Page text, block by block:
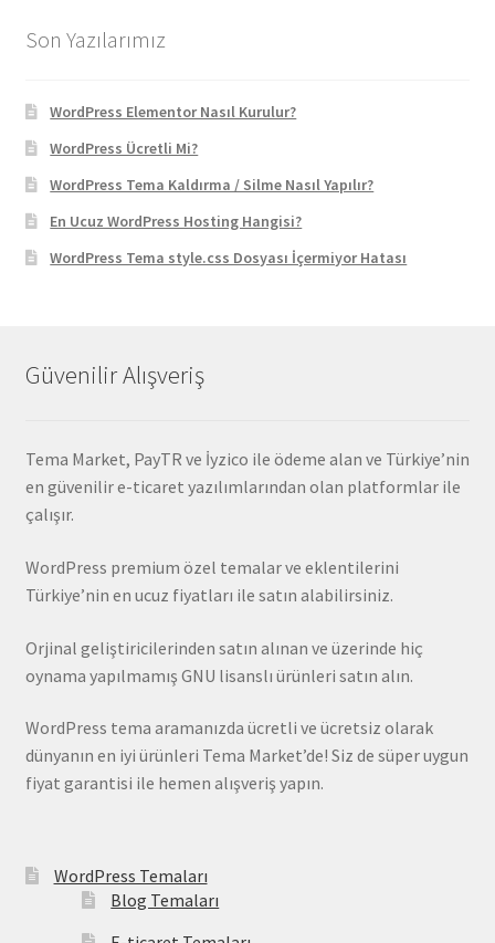
Son Yazılarımız
WordPress Elementor Nasıl Kurulur?
WordPress Ücretli Mi?
WordPress Tema Kaldırma / Silme Nasıl Yapılır?
En Ucuz WordPress Hosting Hangisi?
WordPress Tema style.css Dosyası İçermiyor Hatası
Güvenilir Alışveriş
Tema Market, PayTR ve İyzico ile ödeme alan ve Türkiye’nin
en güvenilir e-ticaret yazılımlarından olan platformlar ile
çalışır.
WordPress premium özel temalar ve eklentilerini
Türkiye’nin en ucuz fiyatları ile satın alabilirsiniz.
Orjinal geliştiricilerinden satın alınan ve üzerinde hiç
oynama yapılmamış GNU lisanslı ürünleri satın alın.
WordPress tema aramanızda ücretli ve ücretsiz olarak
dünyanın en iyi ürünleri Tema Market’de! Siz de süper uygun
fiyat garantisi ile hemen alışveriş yapın.
WordPress Temaları
Blog Temaları